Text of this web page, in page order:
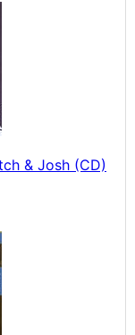
& Josh (CD)